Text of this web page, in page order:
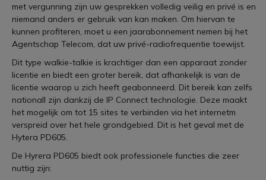
met vergunning zijn uw gesprekken volledig veilig en privé is en
niemand anders er gebruik van kan maken. Om hiervan te
kunnen profiteren, moet u een jaarabonnement nemen bij het
Agentschap Telecom, dat uw privé-radiofrequentie toewijst.
Dit type walkie-talkie is krachtiger dan een apparaat zonder
licentie en biedt een groter bereik, dat afhankelijk is van de
licentie waarop u zich heeft geabonneerd. Dit bereik kan zelfs
nationall zijn dankzij de IP Connect technologie. Deze maakt
het mogelijk om tot 15 sites te verbinden via het internetm
verspreid over het hele grondgebied. Dit is het geval met de
Hytera PD605.
De Hyrera PD605 biedt ook professionele functies die zeer
nuttig zijn: